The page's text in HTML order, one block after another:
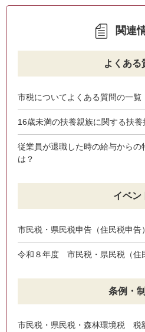
関連
よくある
市税についてよくある質問の一覧
16歳未満の扶養親族に関する扶養
従業員が退職した時の給与からの
は？
イベン
市民税・県民税申告（住民税申告
令和８年度 市民税・県民税（
条例・
市民税・県民税・森林環境税 税